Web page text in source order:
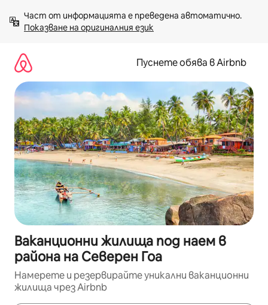
към
съдържанието
Показване на оригиналния език
Пуснете обява в Airbnb
Ваканционни жилища под наем в
района на Северен Гоа
Намерете и резервирайте уникални ваканционни
жилища чрез Airbnb